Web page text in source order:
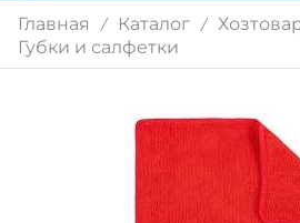
Главная / Каталог /
Губки и салфетки